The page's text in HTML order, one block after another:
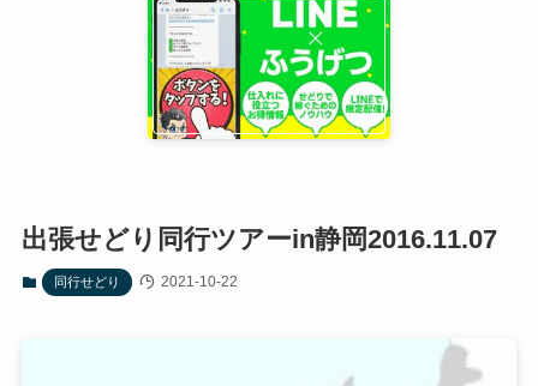
出張せどり同行ツアーin静岡2016.11.07
同行せどり 2021-10-22